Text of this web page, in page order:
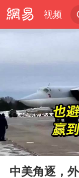
视频
Play
00:00
中美角逐，